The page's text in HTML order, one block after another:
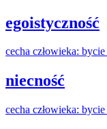
egoistyczność
cecha człowieka: bycie
niecność
cecha człowieka: bycie